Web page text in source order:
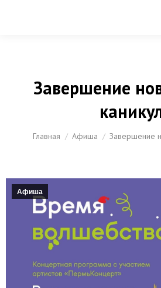
Завершение
Вы здесь:
Главная Афиша Завершение
Афиша